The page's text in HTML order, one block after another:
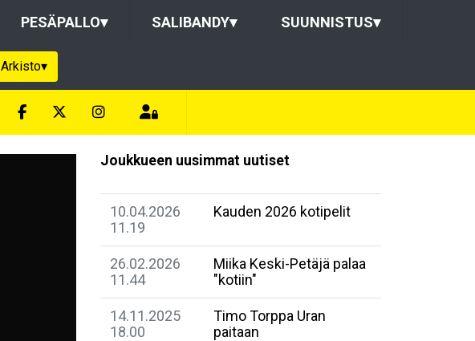
PESÄPALLO▾ SALIBANDY▾ SUUNNISTUS▾
Arkisto▾
Joukkueen uusimmat uutiset
10.04.2026
11.19
Kauden 2026 kotipelit
26.02.2026
11.44
Miika Keski-Petäjä palaa
"kotiin"
14.11.2025
18.00
Timo Torppa Uran
paitaan